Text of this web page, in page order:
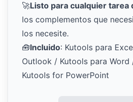
🚀Listo para cualquier tarea
los complementos que
los necesite.
🧰Incluido: Kutools para
Outlook / Kutools para
Kutools for PowerPoint